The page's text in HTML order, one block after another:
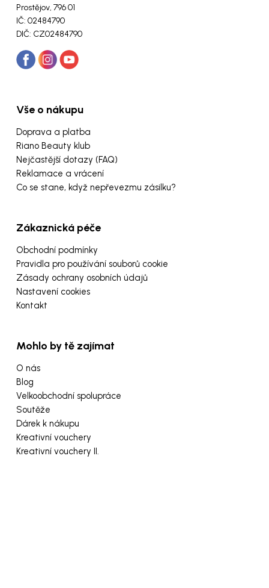
Prostějov, 796 01
IČ: 02484790
DIČ: CZ02484790
Vše o nákupu
Doprava a platba
Riano Beauty klub
Nejčastější dotazy (FAQ)
Reklamace a vrácení
Co se stane, když nepřevezmu zásilku?
Zákaznická péče
Obchodní podmínky
Pravidla pro používání souborů cookie
Zásady ochrany osobních údajů
Nastavení cookies
Kontakt
Mohlo by tě zajímat
O nás
Blog
Velkoobchodní spolupráce
Soutěže
Dárek k nákupu
Kreativní vouchery
Kreativní vouchery II.